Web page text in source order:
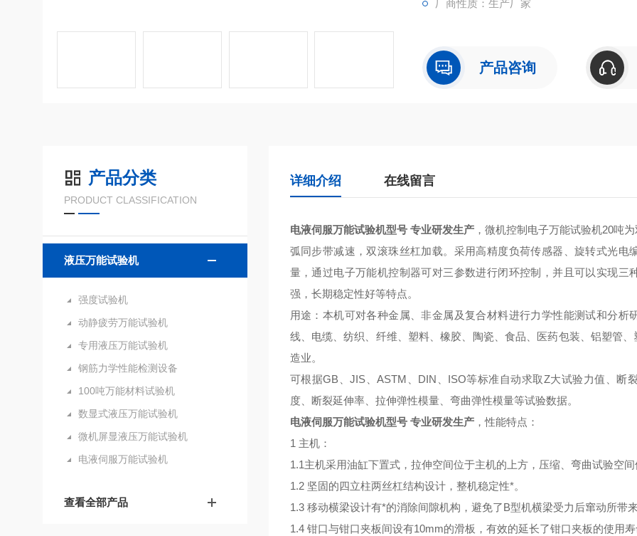
厂商性质：生产厂家
产品咨询
产品分类
PRODUCT CLASSIFICATION
液压万能试验机
强度试验机
动静疲劳万能试验机
专用液压万能试验机
钢筋力学性能检测设备
100吨万能材料试验机
数显式液压万能试验机
微机屏显液压万能试验机
电液伺服万能试验机
查看全部产品
详细介绍 在线留言
电液伺服万能试验机型号 专业研发生产 ，微机控制电子万能试验机20吨
弧同步带减速，双滚珠丝杠加载。采用高精度负荷传感器、旋转式光电
量，通过电子万能机控制器可对三参数进行闭环控制，并且可以实现三
强，长期稳定性好等特点。
用途：本机可对各种金属、非金属及复合材料进行力学性能测试和分
线、电缆、纺织、纤维、塑料、橡胶、陶瓷、食品、医药包装、铝塑管
造业。
可根据GB、JIS、ASTM、DIN、ISO等标准自动求取Z大试验力值、断
度、断裂延伸率、拉伸弹性模量、弯曲弹性模量等试验数据。
电液伺服万能试验机型号 专业研发生产，性能特点：
1 主机：
1.1主机采用油缸下置式，拉伸空间位于主机的上方，压缩、弯曲试验空间
1.2 坚固的四立柱两丝杠结构设计，整机稳定性*。
1.3 移动横梁设计有*的消除间隙机构，避免了B型机横梁受力后窜动所带来
1.4 钳口与钳口夹板间设有10mm的滑板，有效的延长了钳口夹板的使用寿